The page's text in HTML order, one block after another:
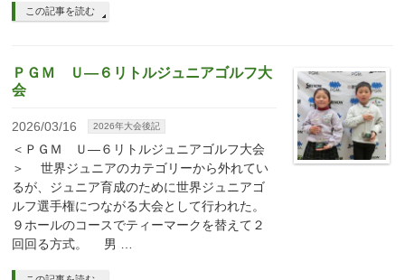
この記事を読む
ＰＧＭ Ｕ―６リトルジュニアゴルフ大
会
2026/03/16 2026年大会後記
＜ＰＧＭ Ｕ―６リトルジュニアゴルフ大会
＞ 世界ジュニアのカテゴリーから外れてい
るが、ジュニア育成のために世界ジュニアゴ
ルフ選手権につながる大会として行われた。
９ホールのコースでティーマークを替えて２
回回る方式。 男 …